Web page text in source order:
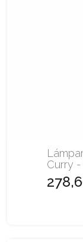
Curry